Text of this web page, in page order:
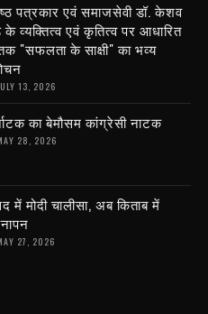
पत्रकार एवं समाजसेवी डॉ. केशव
के व्यक्तित्व एवं कृतित्व पर आधारित
"सफलता के साक्षी" का भव्य
13, 2026
का बेमौसम कांग्रेसी नाटक
28, 2026
में मोदी चालीसा, अब किताब में
27, 2026